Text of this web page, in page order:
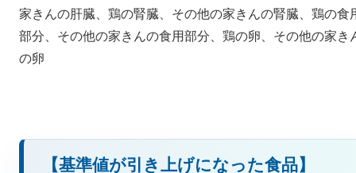
家きんの肝臓、鶏の腎臓、その他の家きんの腎臓、鶏の食
部分、その他の家きんの食用部分、鶏の卵、その他の家き
の卵
【基準値が引き上げになった食品】